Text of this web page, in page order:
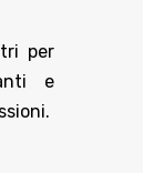
per
e